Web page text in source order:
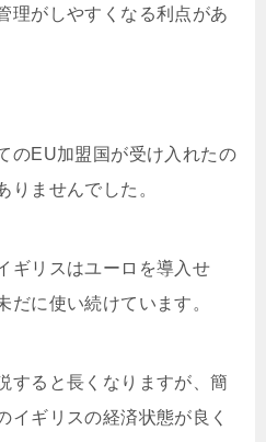
理がしやすくなる利点があ
のEU加盟国が受け入れたの
りませんでした。
ギリスはユーロを導入せ
だに使い続けています。
すると長くなりますが、簡
イギリスの経済状態が良く